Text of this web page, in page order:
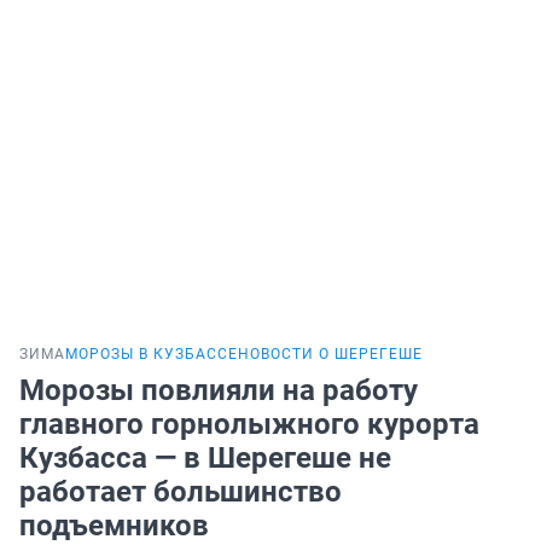
ЗИМА МОРОЗЫ В КУЗБАССЕ НОВОСТИ О ШЕРЕГЕШЕ
Морозы повлияли на работу
главного горнолыжного курорта
Кузбасса — в Шерегеше не
работает большинство
подъемников